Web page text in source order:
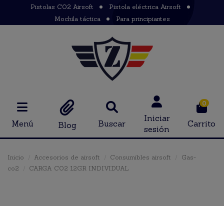
Pistolas CO2 Airsoft
Pistola eléctrica Airsoft
Mochila táctica
Para principiantes
Menú Blog Buscar
Iniciar
sesión
0
Carrito
Inicio Accesorios de airsoft Consumibles airsoft
Gas-
co2
CARGA CO2 12GR INDIVIDUAL